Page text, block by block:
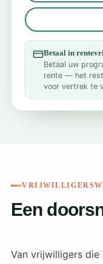
Betaal in
Betaal uw
rente — het
voor vertrek te
Een
Van vrijwilligers